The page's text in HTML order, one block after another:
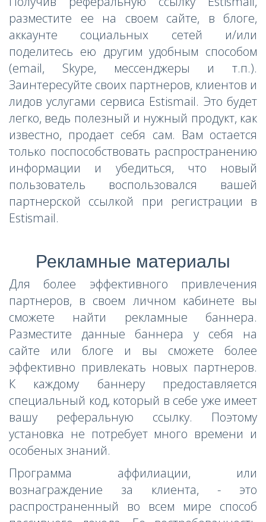
разместите ее на своем сайте, в блоге,
аккаунте социальных сетей и/или
поделитесь ею другим удобным способом
(email, Skype, мессенджеры и т.п.).
Заинтересуйте своих партнеров, клиентов и
лидов услугами сервиса Estismail. Это будет
легко, ведь полезный и нужный продукт, как
известно, продает себя сам. Вам остается
только поспособствовать распространению
информации и убедиться, что новый
пользователь воспользовался вашей
партнерской ссылкой при регистрации в
Estismail.
Рекламные материалы
Для более эффективного привлечения
партнеров, в своем личном кабинете вы
сможете найти рекламные баннера.
Разместите данные баннера у себя на
сайте или блоге и вы сможете более
эффективно привлекать новых партнеров.
К каждому баннеру предоставляется
специальный код, который в себе уже имеет
вашу реферальную ссылку. Поэтому
установка не потребует много времени и
особеных знаний.
Программа аффилиации, или
вознаграждение за клиента, - это
распространенный во всем мире способ